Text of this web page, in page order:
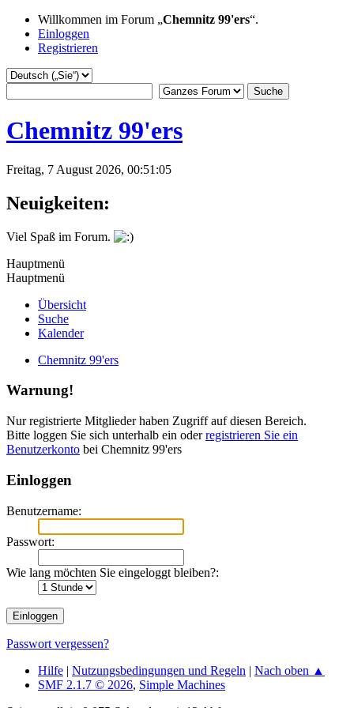
Willkommen im Forum „Chemnitz 99'ers“.
Einloggen
Registrieren
Chemnitz 99'ers
Freitag, 7 August 2026, 00:51:05
Neuigkeiten:
Viel Spaß im Forum.
Hauptmenü
Hauptmenü
Übersicht
Suche
Kalender
Chemnitz 99'ers
Warnung!
Nur registrierte Mitglieder haben Zugriff auf diesen Bereich.
Bitte loggen Sie sich unterhalb ein oderregistrieren Sie ein
Benutzerkonto bei Chemnitz 99'ers
Einloggen
Benutzername:
Passwort:
Wie lang möchten Sie eingeloggt bleiben?:
Passwort vergessen?
Hilfe | Nutzungsbedingungen und Regeln | Nach oben ▲
SMF 2.1.7 © 2026, Simple Machines